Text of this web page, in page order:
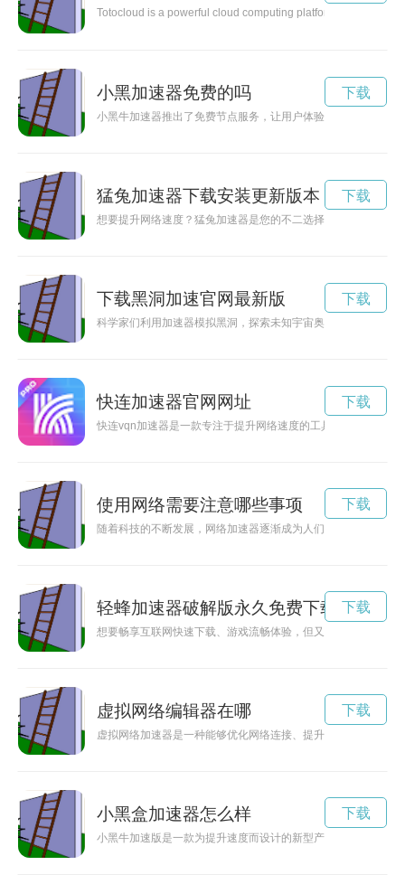
Totocloud is a powerful cloud computing platform that offers
小黑加速器免费的吗
小黑牛加速器推出了免费节点服务，让用户体验更流畅的网络加
下载
猛兔加速器下载安装更新版本
想要提升网络速度？猛兔加速器是您的不二选择！本文将详细
下载
下载黑洞加速官网最新版
科学家们利用加速器模拟黑洞，探索未知宇宙奥秘。
下载
快连加速器官网网址
快连vqn加速器是一款专注于提升网络速度的工具，通过优化
下载
使用网络需要注意哪些事项
随着科技的不断发展，网络加速器逐渐成为人们提升网络速度
下载
轻蜂加速器破解版永久免费下载
想要畅享互联网快速下载、游戏流畅体验，但又不想花费额外
下载
虚拟网络编辑器在哪
虚拟网络加速器是一种能够优化网络连接、提升网络速度的工
下载
小黑盒加速器怎么样
小黑牛加速版是一款为提升速度而设计的新型产品，革新了传
下载